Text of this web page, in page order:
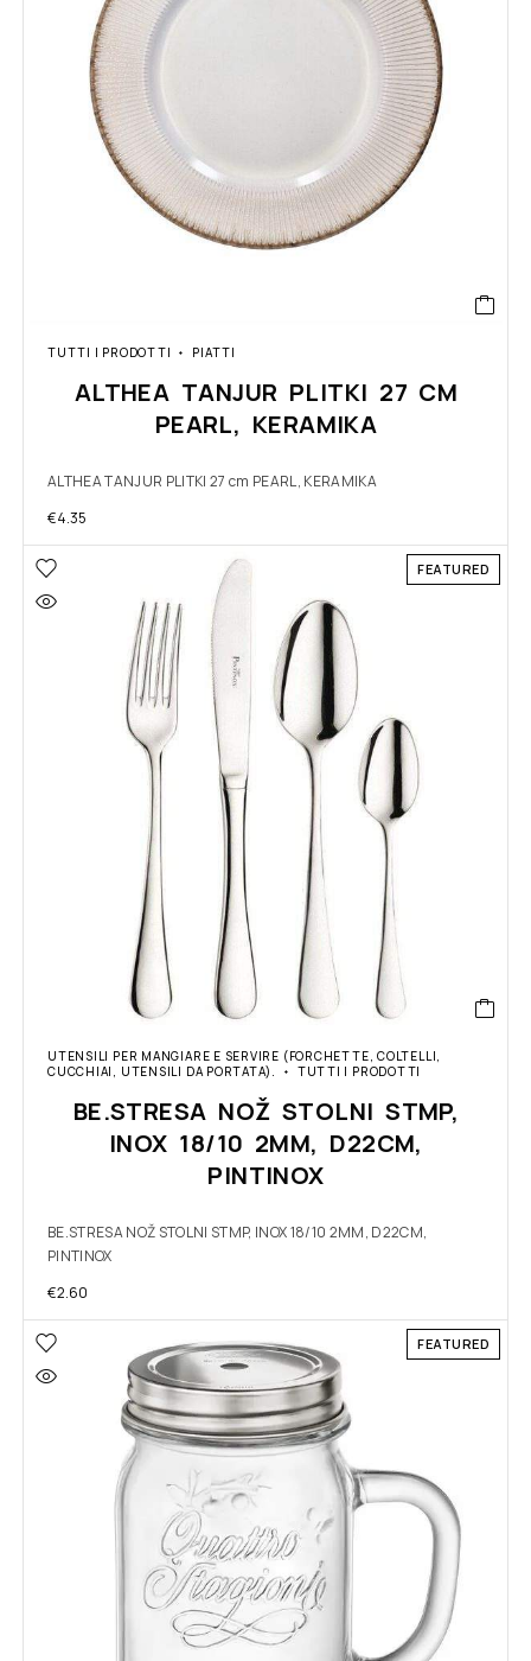
TUTTI I PRODOTTI PIATTI
ALTHEA TANJUR PLITKI 27 CM
PEARL, KERAMIKA
ALTHEA TANJUR PLITKI 27 cm PEARL, KERAMIKA
€4.35
FEATURED
UTENSILI PER MANGIARE E SERVIRE (FORCHETTE, COLTELLI,
CUCCHIAI, UTENSILI DA PORTATA).
TUTTI I PRODOTTI
BE.STRESA NOŽ STOLNI STMP,
INOX 18/10 2MM, D22CM,
PINTINOX
BE.STRESA NOŽ STOLNI STMP, INOX 18/10 2MM, D22CM,
PINTINOX
€2.60
FEATURED